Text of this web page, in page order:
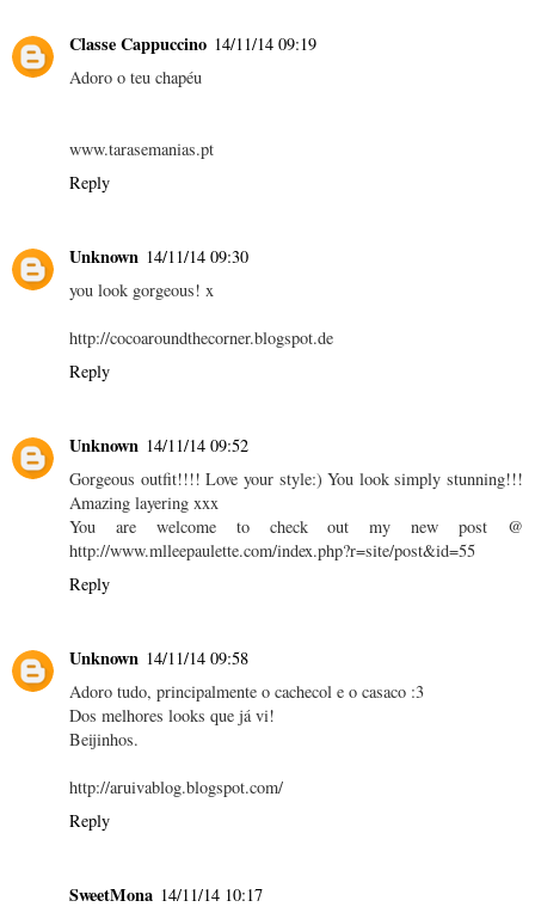
Classe Cappuccino 14/11/14 09:19
Adoro o teu chapéu
www.tarasemanias.pt
Reply
Unknown 14/11/14 09:30
you look gorgeous! x
http://cocoaroundthecorner.blogspot.de
Reply
Unknown 14/11/14 09:52
Gorgeous outfit!!!! Love your style:) You look simply stunning!!!
Amazing layering xxx
You are welcome to check out my new post @
http://www.mlleepaulette.com/index.php?r=site/post&id=55
Reply
Unknown 14/11/14 09:58
Adoro tudo, principalmente o cachecol e o casaco :3
Dos melhores looks que já vi!
Beijinhos.
http://aruivablog.blogspot.com/
Reply
SweetMona 14/11/14 10:17